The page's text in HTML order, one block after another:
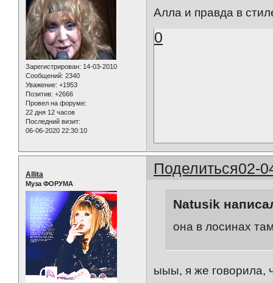
Зарегистрирован: 14-03-2010
Сообщений: 2340
Уважение: +1953
Позитив: +2666
Провел на форуме:
22 дня 12 часов
Последний визит:
06-06-2020 22:30:10
Алла и правда в
0
Поделиться02-
Allita
Муза ФОРУМА
Natusik
она в лосинах
ыыы, я же говорила,